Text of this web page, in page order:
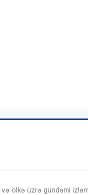
ölkə üzrə gündəmi